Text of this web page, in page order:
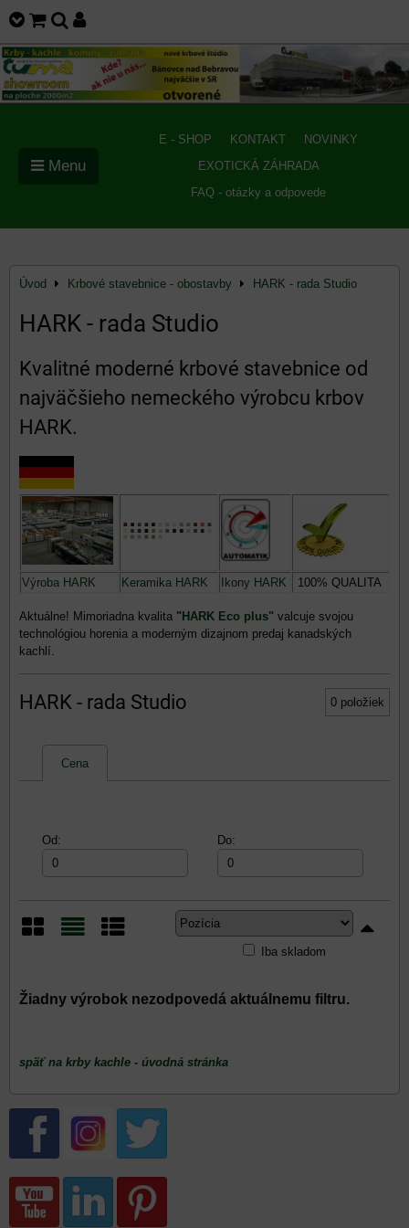
E - SHOP KONTAKT
NOVINKY
EXOTICKÁ ZÁHRADA
FAQ - otázky a odpovede
Menu
Úvod Krbové stavebnice - obostavby HARK - rada Studio
HARK - rada Studio
Kvalitné moderné krbové stavebnice od
najväčšieho nemeckého výrobcu krbov
HARK.
Výroba HARK Keramika HARK Ikony HARK 100% QUALITA
Aktuálne! Mimoriadna kvalita "HARK Eco plus" valcuje svojou
technológiou horenia a moderným dizajnom predaj kanadských
kachlí.
HARK - rada Studio 0 položiek
Cena
Od: Do:
Iba skladom
späť na krby kachle - úvodná stránka